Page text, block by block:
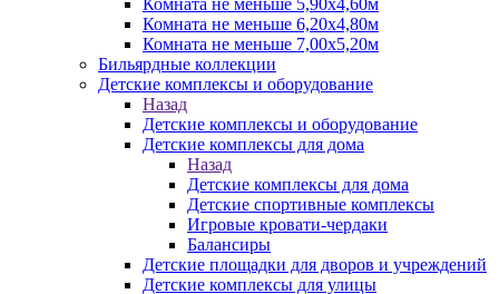
Комната не меньше 5,90х4,60м
Комната не меньше 6,20х4,80м
Комната не меньше 7,00х5,20м
Бильярдные коллекции
Детские комплексы и оборудование
Назад
Детские комплексы и оборудование
Детские комплексы для дома
Назад
Детские комплексы для дома
Детские спортивные комплексы
Игровые кровати-чердаки
Балансиры
Детские площадки для дворов и учреждений
Детские комплексы для улицы